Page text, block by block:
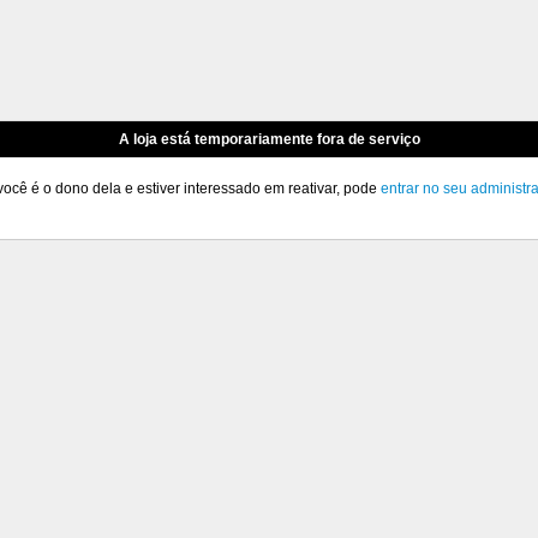
A loja está temporariamente fora de serviço
é o dono dela e estiver interessado em reativar, pode entrar no seu